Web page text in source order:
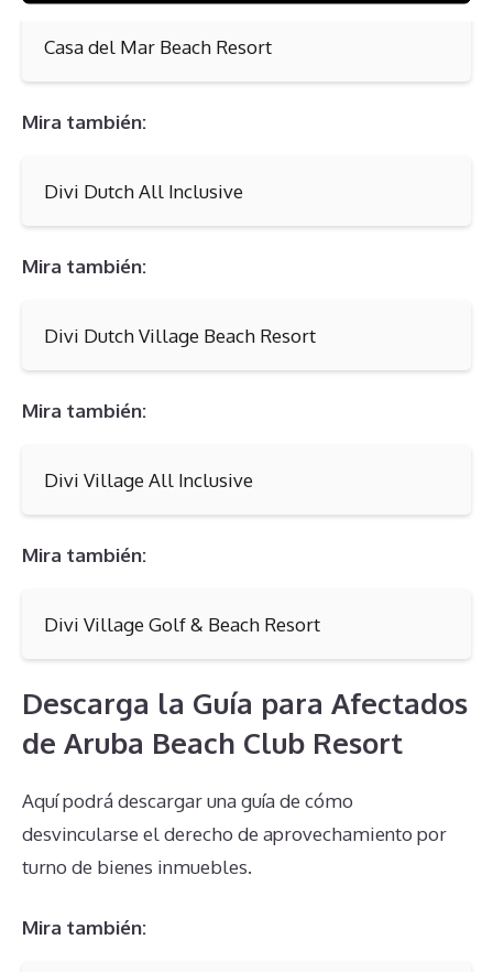
Casa del Mar Beach Resort
Mira también:
Divi Dutch All Inclusive
Mira también:
Divi Dutch Village Beach Resort
Mira también:
Divi Village All Inclusive
Mira también:
Divi Village Golf & Beach Resort
Descarga la Guía para Afectados
de Aruba Beach Club Resort
Aquí podrá descargar una guía de cómo
desvincularse el derecho de aprovechamiento por
turno de bienes inmuebles.
Mira también: